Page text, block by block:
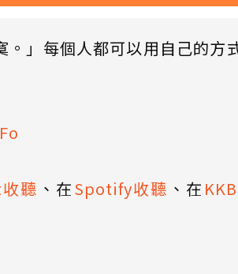
。」每個人都可以用自己的方
聽 、在Spotify收聽 、在